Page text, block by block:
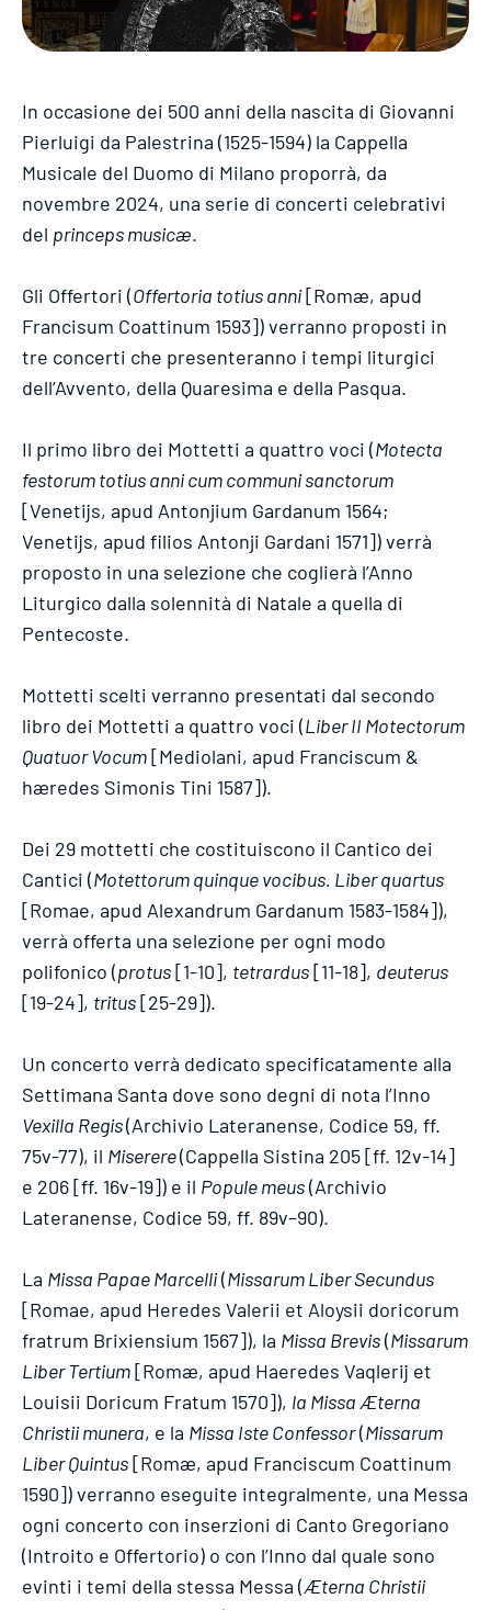
In occasione dei 500 anni della nascita di Giovanni
Pierluigi da Palestrina (1525-1594) la Cappella
Musicale del Duomo di Milano proporrà, da
novembre 2024, una serie di concerti celebrativi
del princeps musicæ.
Gli Offertori (Offertoria totius anni[Romæ, apud
Francisum Coattinum 1593]) verranno proposti in
tre concerti che presenteranno i tempi liturgici
dell’Avvento, della Quaresima e della Pasqua.
Il primo libro dei Mottetti a quattro voci (Motecta
festorum totius anni cum communi sanctorum
[Venetijs, apud Antonjium Gardanum 1564;
Venetijs, apud filios Antonji Gardani 1571]) verrà
proposto in una selezione che coglierà l’Anno
Liturgico dalla solennità di Natale a quella di
Pentecoste.
Mottetti scelti verranno presentati dal secondo
libro dei Mottetti a quattro voci (Liber II Motectorum
Quatuor Vocum[Mediolani, apud Franciscum &
hæredes Simonis Tini 1587]).
Dei 29 mottetti che costituiscono il Cantico dei
Cantici (Motettorum quinque vocibus. Liber quartus
[Romae, apud Alexandrum Gardanum 1583-1584]),
verrà offerta una selezione per ogni modo
polifonico (protus[1-10], tetrardus[11-18], deuterus
[19-24], tritus[25-29]).
Un concerto verrà dedicato specificatamente alla
Settimana Santa dove sono degni di nota l’Inno
Vexilla Regis(Archivio Lateranense, Codice 59, ff.
75v-77), il Miserere(Cappella Sistina 205 [ff. 12v-14]
e 206 [ff. 16v-19]) e il Popule meus(Archivio
Lateranense, Codice 59, ff. 89v–90).
La Missa Papae Marcelli(Missarum Liber Secundus
[Romae, apud Heredes Valerii et Aloysii doricorum
fratrum Brixiensium 1567]), la Missa Brevis(Missarum
Liber Tertium[Romæ, apud Haeredes Vaqlerij et
Louisii Doricum Fratum 1570]), la Missa Æterna
Christii munera, e la Missa Iste Confessor(Missarum
Liber Quintus[Romæ, apud Franciscum Coattinum
1590]) verranno eseguite integralmente, una Messa
ogni concerto con inserzioni di Canto Gregoriano
(Introito e Offertorio) o con l’Inno dal quale sono
evinti i temi della stessa Messa (Æterna Christii